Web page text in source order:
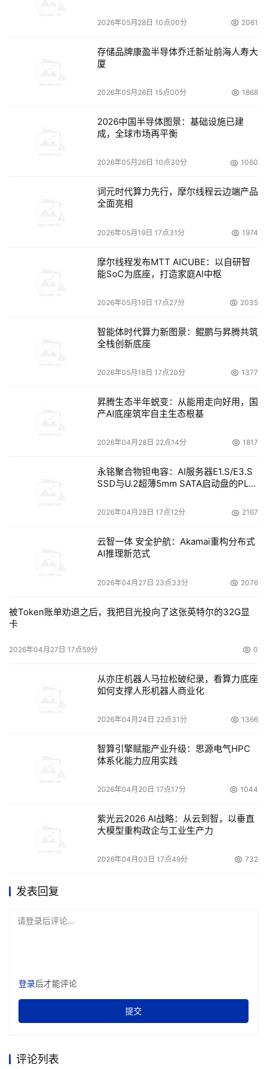
结束阶段所占用的整体时间已经相当可观，在有些系统中甚
至可以占到50%左右。I/O效率的改进，已经成为今天大多
解决I/O瓶颈的初步探讨----瓶颈到底在哪里？
在上面的系统结构图中可以看出，如果把“以太网交换”以
下的部分统统看作存储系统的话，那么可能的瓶颈无外乎以
I/O节点与存储设备间的连接，姑且称之为“存储通道瓶
况，逐一的分析一下。
容量扩展能力在几十TB，每秒处理数万次I/O，数据吞吐带
统为例，在一个32计算节点的叠前处理系统中，如果需要
存储的总体带宽（即聚合带宽）要求大约为500～
650MB/s。目前的中端磁盘阵列产品基本都可以达到这一
性能指标。如果考虑64个或更多计算节点，后端带宽要求
盘阵列系统难以达到的。然而通过引入多台存储设备，这一
条FC通道可保证200MB/s的传输带宽，以4条通道并行工
作就可以达到800MB/s的带宽保证。这一指数已经完全可
IB（InfiniBand）技术作为新兴通道技术，更进一步保证了
通道带宽。目前已经产品化的IB交换技术已经可以达到
10~30Gb/s的带宽，是目前FC技术的5～15倍。在这样的
这样看来，“存储设备瓶颈”和“存储通道瓶颈”似乎都不是
交换的额外损耗，也需要安装6～7片千兆以太网卡。而一
般的PC或PC服务器最多只有两个PCI控制器，要想保证这6
～7片千兆以太网卡都以最高效率工作，完全是不可能的。
说实际上要想达到500～650MB/s的实际带宽，需要13～
2026年05月28日 10点00分 2061
存储品牌康盈半导体乔迁新址前海人寿大
厦
2026年05月26日 15点00分 1868
2026中国半导体图景：基础设施已建
成，全球市场再平衡
2026年05月26日 10点30分 1060
词元时代算力先行，摩尔线程云边端产品
全面亮相
2026年05月19日 17点31分 1974
摩尔线程发布MTT AICUBE：以自研智
能SoC为底座，打造家庭AI中枢
2026年05月19日 17点27分 2035
智能体时代算力新图景：鲲鹏与昇腾共筑
全栈创新底座
2026年05月18日 17点20分 1377
昇腾生态半年蜕变：从能用走向好用，国
产AI底座筑牢自主生态根基
2026年04月28日 22点14分 1817
永铭聚合物钽电容：AI服务器E1.S/E3.S
SSD与U.2超薄5mm SATA启动盘的PLP
2026年04月28日 17点12分 2167
云智一体 安全护航：Akamai重构分布式
AI推理新范式
2026年04月27日 23点33分 2076
被Token账单劝退之后，我把目光投向了这张英特尔的32G显
卡
2026年04月27日 17点59分 0
从亦庄机器人马拉松破纪录，看算力底座
如何支撑人形机器人商业化
2026年04月24日 22点31分 1366
智算引擎赋能产业升级：思源电气HPC
体系化能力应用实践
2026年04月20日 17点17分 1044
紫光云2026 AI战略：从云到智，以垂直
大模型重构政企与工业生产力
2026年04月03日 17点49分 732
发表回复
请登录后评论...
登录后才能评论
提交
评论列表